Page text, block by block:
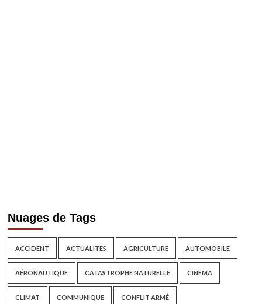
Nuages de Tags
ACCIDENT ACTUALITES AGRICULTURE AUTOMOBILE
AÉRONAUTIQUE CATASTROPHE NATURELLE CINEMA
CLIMAT COMMUNIQUE CONFLIT ARMÉ